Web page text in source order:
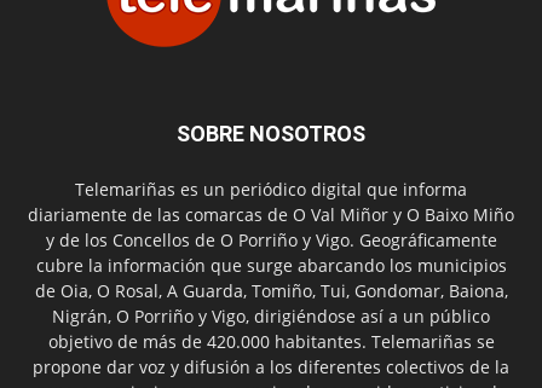
SOBRE NOSOTROS
Telemariñas es un periódico digital que informa
diariamente de las comarcas de O Val Miñor y O Baixo Miño
y de los Concellos de O Porriño y Vigo. Geográficamente
cubre la información que surge abarcando los municipios
de Oia, O Rosal, A Guarda, Tomiño, Tui, Gondomar, Baiona,
Nigrán, O Porriño y Vigo, dirigiéndose así a un público
objetivo de más de 420.000 habitantes. Telemariñas se
propone dar voz y difusión a los diferentes colectivos de la